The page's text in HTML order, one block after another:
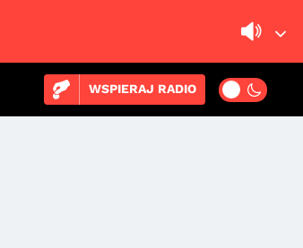
WSPIERAJ RADIO